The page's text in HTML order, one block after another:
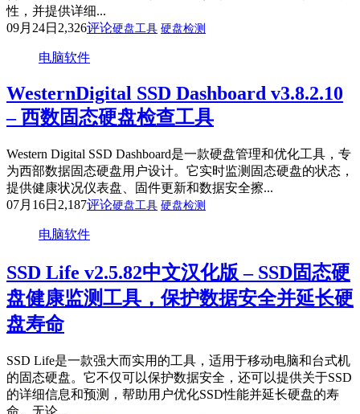
性，并提供详细...
09月24日 2,326评论硬盘工具 硬盘检测
电脑软件
WesternDigital SSD Dashboard v3.8.2.10
– 西数固态硬盘检查工具
Western Digital SSD Dashboard是一款硬盘管理和优化工具，专
为西部数据固态硬盘用户设计。它实时监测固态硬盘的状态，
提供健康状况仪表盘、固件更新和数据安全擦...
07月16日 2,187评论硬盘工具 硬盘检测
电脑软件
SSD Life v2.5.82中文汉化版 – SSD固态硬
盘健康监测工具，保护数据安全并延长硬
盘寿命
SSD Life是一款强大而实用的工具，适用于移动电脑和台式机
的固态硬盘。它不仅可以保护数据安全，还可以提供关于SSD
的详细信息和预测，帮助用户优化SSD性能并延长硬盘的寿
命。无论...